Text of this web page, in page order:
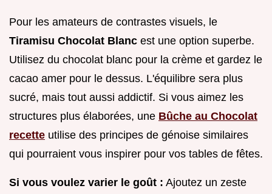
Pour les amateurs de contrastes visuels, le
Tiramisu Chocolat Blanc est une option superbe.
Utilisez du chocolat blanc pour la crème et gardez le
cacao amer pour le dessus. L'équilibre sera plus
sucré, mais tout aussi addictif. Si vous aimez les
structures plus élaborées, une Bûche au Chocolat
recette utilise des principes de génoise similaires
qui pourraient vous inspirer pour vos tables de fêtes.
Si vous voulez varier le goût : Ajoutez un zeste